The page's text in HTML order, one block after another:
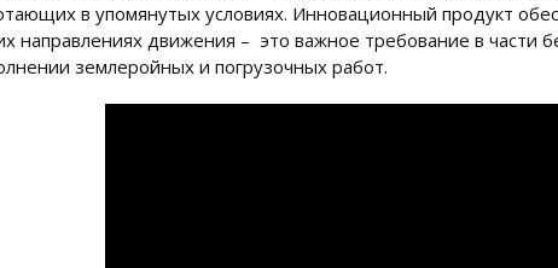
в упомянутых условиях. Инновационный продукт
направлениях движения – это важное требование в части
землеройных и погрузочных работ.